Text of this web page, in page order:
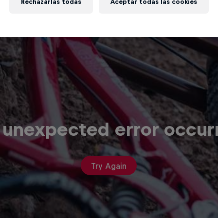
error
Try Again
Rechazarlas todas Aceptar todas las cookies